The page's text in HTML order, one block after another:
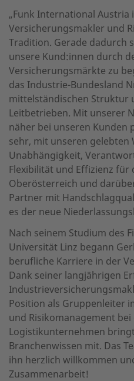
„Funk International
Versicherungsmakler und
Tradition. Gerade dadurch
unsere Kund:innen durch
Versicherungsmärkte zu
das Industrie-Bundesland
mittelständischen Struktur
Leitbetrieben. Mit unserer
näher bei unseren Kunden
sehr, mit unseren gelebten
Unabhängigkeit,
Flexibilität und Effizienz
Oberösterreich und
Partner mit
es der neue
Nach seinem Studium des
Universität Linz begann
berufliche Karriere in der
Dank seiner langjährigen
Position als Gruppenleiter
und Risikomanagement
Logistikunternehmen
Branchenwissen mit. Das
ihn herzlich willkommen
Zusammenarbeit!